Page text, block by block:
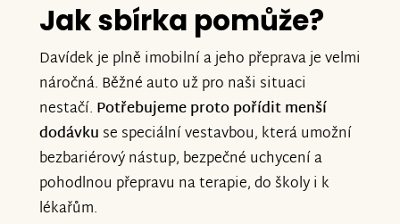
Jak sbírka pomůže?
Davídek je plně imobilní a jeho přeprava je velmi
náročná. Běžné auto už pro naši situaci
nestačí. Potřebujeme proto pořídit menší
dodávku se speciální vestavbou, která umožní
bezbariérový nástup, bezpečné uchycení a
pohodlnou přepravu na terapie, do školy i k
lékařům.